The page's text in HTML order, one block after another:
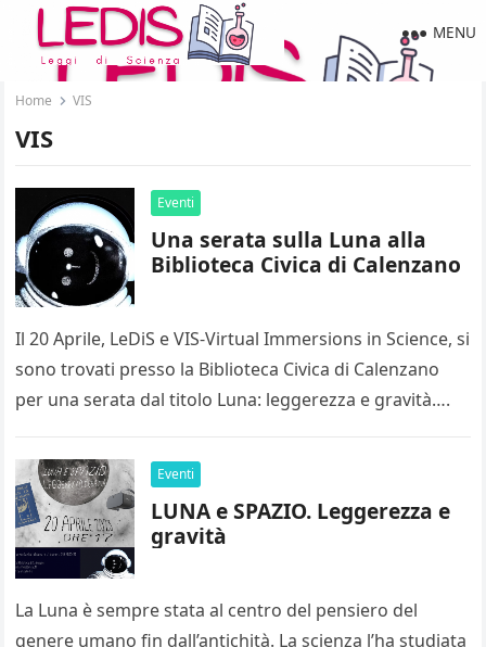
MENU
Home VIS
VIS
Eventi
Una serata sulla Luna alla
Biblioteca Civica di Calenzano
Il 20 Aprile, LeDiS e VIS-Virtual Immersions in Science, si
sono trovati presso la Biblioteca Civica di Calenzano
per una serata dal titolo Luna: leggerezza e gravità….
Eventi
LUNA e SPAZIO. Leggerezza e
gravità
La Luna è sempre stata al centro del pensiero del
genere umano fin dall’antichità. La scienza l’ha studiata